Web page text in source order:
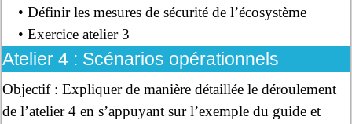
• Définir les mesures de sécurité de l’écosystème
• Exercice atelier 3
Atelier 4 : Scénarios opérationnels
Objectif : Expliquer de manière détaillée le déroulement
de l’atelier 4 en s’appuyant sur l’exemple du guide et